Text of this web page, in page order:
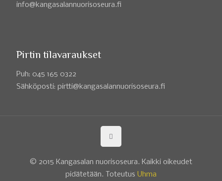
info@kangasalannuorisoseura.fi
Pirtin tilavaraukset
Puh: 045 165 0322
Sähköposti: pirtti@kangasalannuorisoseura.fi
© 2015 Kangasalan nuorisoseura. Kaikki oikeudet
pidätetään. Toteutus Uhma